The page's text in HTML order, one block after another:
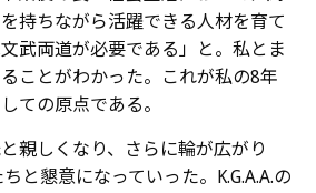
持ちながら活躍できる人材を育て
武両道が必要である」と。私とま
ことがわかった。これが私の8年
ての原点である。
親しくなり、さらに輪が広がり
と懇意になっていった。 K.G.A.A.の